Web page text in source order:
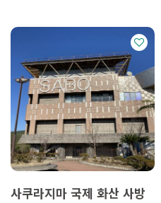
사쿠라지마 국제 화산 사방